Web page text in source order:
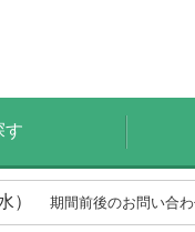
す
） 期間前後のお問い合